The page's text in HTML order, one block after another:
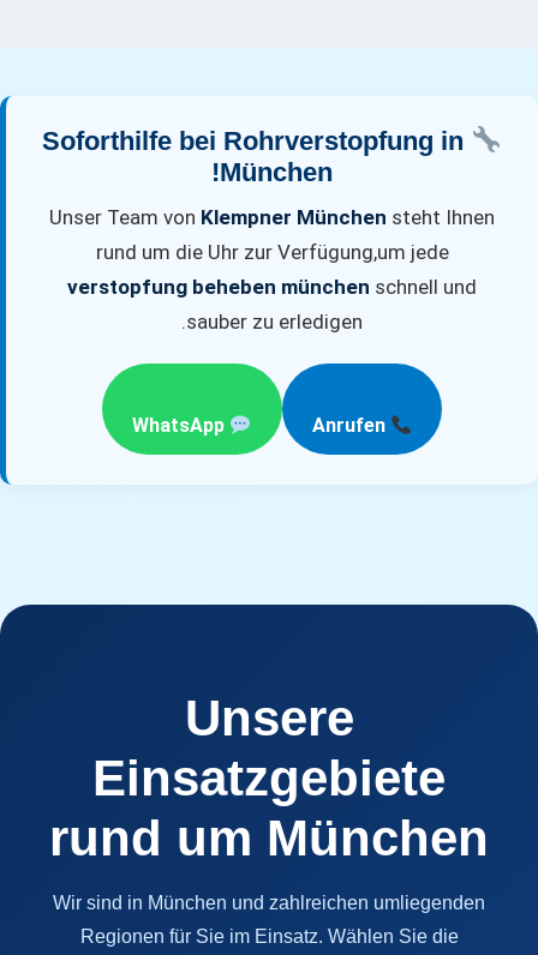
Soforthilfe bei Rohrverstopfung in
München!
Unser Team von Klempner München steht Ihnen
rund um die Uhr zur Verfügung,um jede
verstopfung beheben münchen schnell und
sauber zu erledigen.
Anrufen
Unsere
Einsatzgebiete
rund um München
Wir sind in München und zahlreichen umliegenden
Regionen für Sie im Einsatz. Wählen Sie die